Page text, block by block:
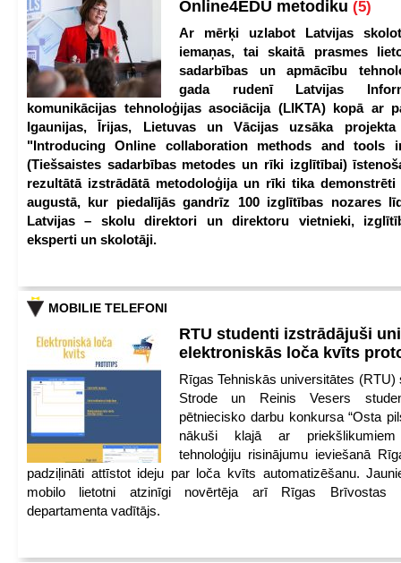
Online4EDU metodiku (5)
Ar mērķi uzlabot Latvijas
iemaņas, tai skaitā prasmes
sadarbības un apmācību
gada rudenī Latvijas
komunikācijas tehnoloģijas asociācija (LIKTA) kopā ar
Igaunijas, Īrijas, Lietuvas un Vācijas uzsāka projekta
"Introducing Online collaboration methods and tools
(Tiešsaistes sadarbības metodes un rīki izglītībai)
rezultātā izstrādātā metodoloģija un rīki tika demonstrēti
augustā, kur piedalījās gandrīz 100 izglītības nozares
Latvijas – skolu direktori un direktoru vietnieki,
eksperti un skolotāji.
MOBILIE TELEFONI
RTU studenti izstrādājuši
elektroniskās loča kvīts
Rīgas Tehniskās universitātes (RTU)
Strode un Reinis Vesers
pētniecisko darbu konkursa “Osta
nākuši klajā ar priekšlikumiem
tehnoloģiju risinājumu ieviešanā
padziļināti attīstot ideju par loča kvīts automatizēšanu.
mobilo lietotni atzinīgi novērtēja arī Rīgas Brīvostas
departamenta vadītājs.